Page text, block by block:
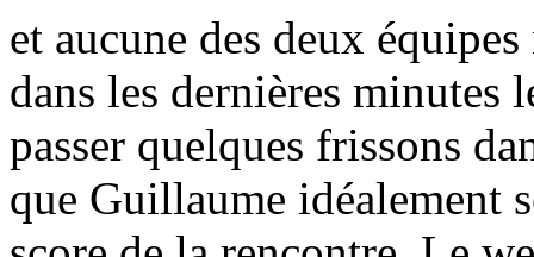
et aucune des deux
dans les dernières minutes
passer quelques frissons
que Guillaume idéalement